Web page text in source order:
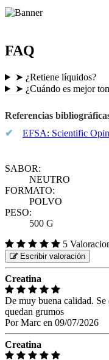
FAQ
➤¿Retiene líquidos?
➤¿Cuándo es mejor
Referencias
✔
EFSA: Scientific
SABOR:
NEUTRO
FORMATO:
POLVO
PESO:
500 G
5
Escribir valoración
Creatina
De muy buena calidad.
quedan grumos
PorMarc en 09/07/2026
Creatina